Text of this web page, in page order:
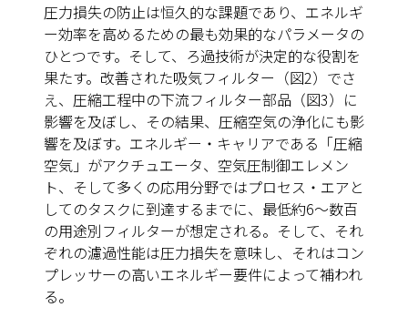
圧力損失の防止は恒久的な課題であり、エネルギ
ー効率を高めるための最も効果的なパラメータの
ひとつです。そして、ろ過技術が決定的な役割を
果たす。改善された吸気フィルター（図2）でさ
え、圧縮工程中の下流フィルター部品（図3）に
影響を及ぼし、その結果、圧縮空気の浄化にも影
響を及ぼす。エネルギー・キャリアである「圧縮
空気」がアクチュエータ、空気圧制御エレメン
ト、そして多くの応用分野ではプロセス・エアと
してのタスクに到達するまでに、最低約6～数百
の用途別フィルターが想定される。そして、それ
ぞれの濾過性能は圧力損失を意味し、それはコン
プレッサーの高いエネルギー要件によって補われ
る。